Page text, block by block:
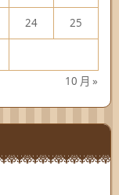
10 月 »
24 25